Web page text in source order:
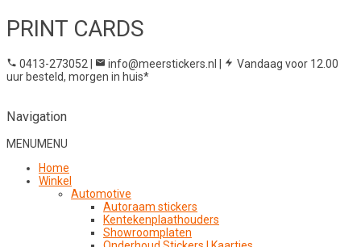
PRINT CARDS
0413-273052 | info@meerstickers.nl |
Vandaag voor 12.00
uur besteld, morgen in huis*
Navigation
MENUMENU
Home
Winkel
Automotive
Autoraam stickers
Kentekenplaathouders
Showroomplaten